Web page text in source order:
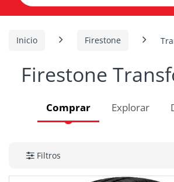
Inicio Firestone
Firestone
Comprar Explorar
Filtros